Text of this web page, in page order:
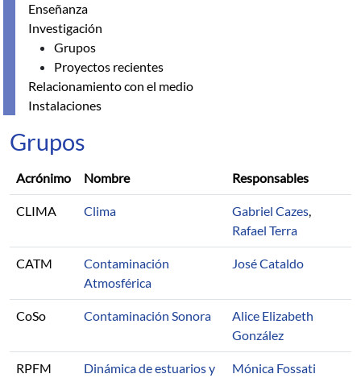
Enseñanza
Investigación
Grupos
Proyectos recientes
Relacionamiento con el medio
Instalaciones
Grupos
Acrónimo Nombre Responsables
CLIMA Clima Gabriel Cazes,
Rafael Terra
CATM
Contaminación
Atmosférica
José Cataldo
CoSo Contaminación Sonora
Alice Elizabeth
González
RPFM
Dinámica de estuarios y
Mónica Fossati